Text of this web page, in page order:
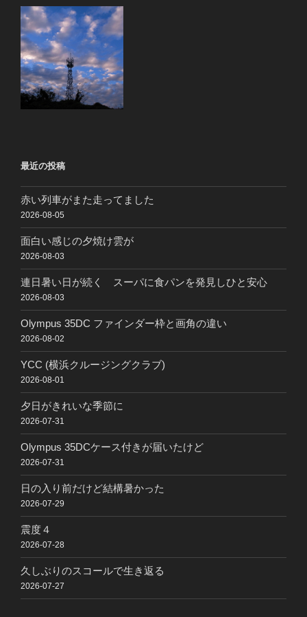
最近の投稿
赤い列車がまた走ってました
2026-08-05
面白い感じの夕焼け雲が
2026-08-03
連日暑い日が続く スーパに食パンを発見しひと安心
2026-08-03
Olympus 35DC ファインダー枠と画角の違い
2026-08-02
YCC (横浜クルージングクラブ)
2026-08-01
夕日がきれいな季節に
2026-07-31
Olympus 35DCケース付きが届いたけど
2026-07-31
日の入り前だけど結構暑かった
2026-07-29
震度４
2026-07-28
久しぶりのスコールで生き返る
2026-07-27